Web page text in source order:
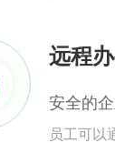
远程
安全的
员工可以